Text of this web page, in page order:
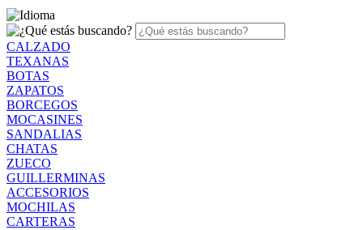
CALZADO
TEXANAS
BOTAS
ZAPATOS
BORCEGOS
MOCASINES
SANDALIAS
CHATAS
ZUECO
GUILLERMINAS
ACCESORIOS
MOCHILAS
CARTERAS